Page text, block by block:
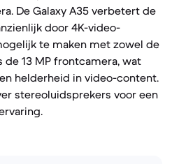
De Galaxy A35 verbetert de
door 4K-video-
te maken met zowel de
de 13 MP frontcamera, wat
helderheid in video-content.
stereoluidsprekers voor een